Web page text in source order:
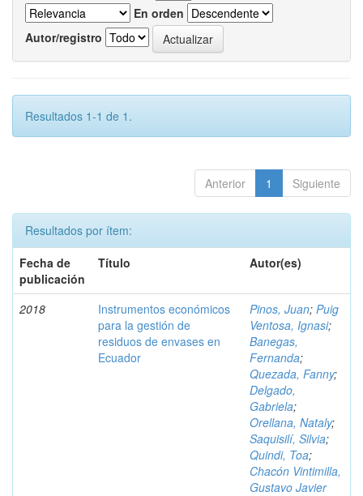
En orden
Autor/registro
Resultados 1-1 de 1.
Anterior 1 Siguiente
Resultados por ítem:
Fecha de
publicación
Título Autor(es)
2018
Instrumentos económicos
para la gestión de
residuos de envases en
Ecuador
Pinos, Juan; Puig
Ventosa, Ignasi;
Banegas,
Fernanda;
Quezada, Fanny;
Delgado,
Gabriela;
Orellana, Nataly;
Saquisilí, Silvia;
Quindi, Toa;
Chacón Vintimilla,
Gustavo Javier